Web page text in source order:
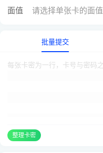
面值 请选择单张卡的面值
批量提交
整理卡密